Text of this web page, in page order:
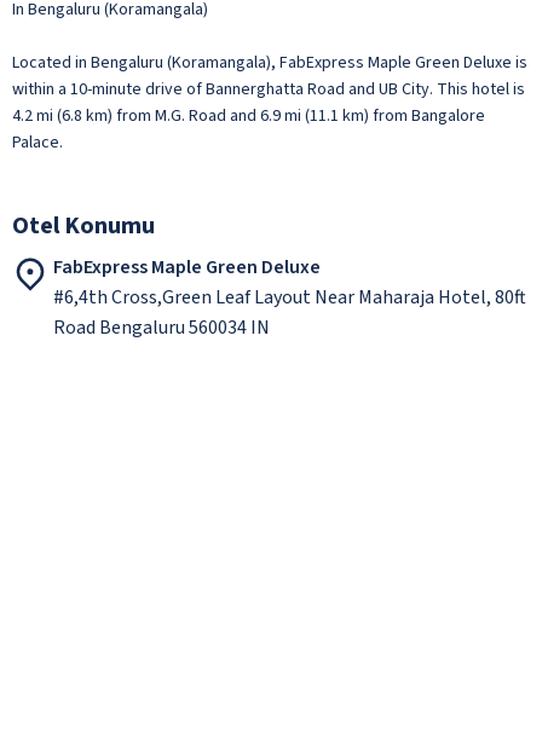
In Bengaluru (Koramangala)
Located in Bengaluru (Koramangala), FabExpress Maple Green Deluxe is
within a 10-minute drive of Bannerghatta Road and UB City. This hotel is
4.2 mi (6.8 km) from M.G. Road and 6.9 mi (11.1 km) from Bangalore
Palace.
Otel Konumu
FabExpress Maple Green Deluxe
#6,4th Cross,Green Leaf Layout Near Maharaja Hotel, 80ft
Road Bengaluru 560034 IN